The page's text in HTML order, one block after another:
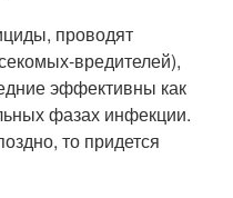
проводят
вредителей),
эффективны как
фазах инфекции.
то придется